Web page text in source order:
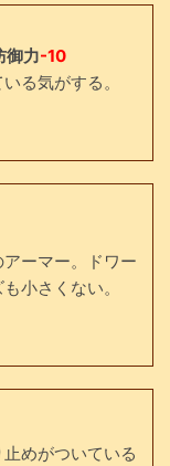
御力-10
る気がする。
ーマー。ドワー
小さくない。
めがついている